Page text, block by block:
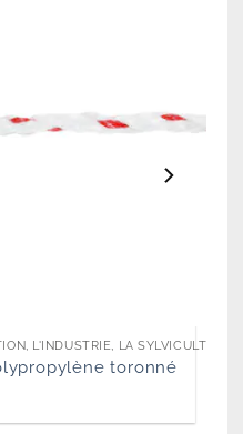
L'INDUSTRIE, LA SYLVICULTURE
toronné